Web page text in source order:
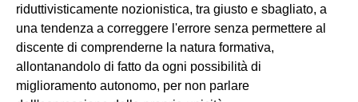
riduttivisticamente nozionistica, tra giusto e sbagliato, a
una tendenza a correggere l'errore senza permettere al
discente di comprenderne la natura formativa,
allontanandolo di fatto da ogni possibilità di
miglioramento autonomo, per non parlare